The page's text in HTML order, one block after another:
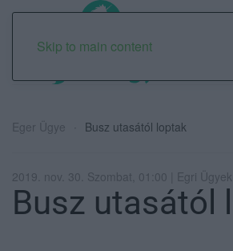
Skip to main content
Eger Ügye Busz utasától loptak
2019. nov. 30. Szombat, 01:00 | Egri
Busz utasától